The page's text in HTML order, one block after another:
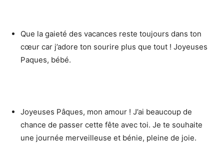
Que la gaieté des vacances reste toujours dans ton
cœur car j’adore ton sourire plus que tout ! Joyeuses
Paques, bébé.
Joyeuses Pâques, mon amour ! J’ai beaucoup de
chance de passer cette fête avec toi. Je te souhaite
une journée merveilleuse et bénie, pleine de joie.